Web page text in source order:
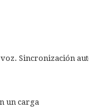
Sincronización
un carga